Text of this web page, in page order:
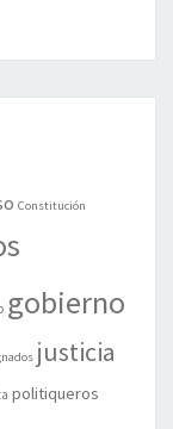
Constitución
gobierno
justicia
politiqueros